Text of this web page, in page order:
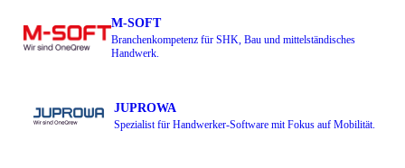
M-SOFT
Branchenkompetenz für SHK, Bau und mittelständisches
Handwerk.
JUPROWA
Spezialist für Handwerker-Software mit Fokus auf Mobilität.